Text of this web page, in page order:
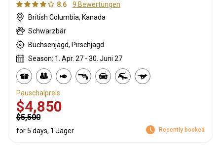
8.6
9 Bewertungen
British Columbia, Kanada
Schwarzbär
Büchsenjagd, Pirschjagd
Season: 1. Apr. 27 - 30. Juni 27
Pauschalpreis
$4,850
$5,500
for 5 days, 1 Jäger Recently booked